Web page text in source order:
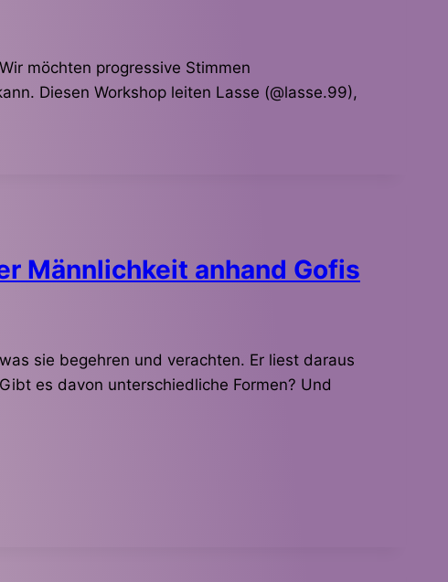
möchten progressive Stimmen
Diesen Workshop leiten Lasse (@lasse.99),
Männlichkeit anhand Gofis
sie begehren und verachten. Er liest daraus
es davon unterschiedliche Formen? Und